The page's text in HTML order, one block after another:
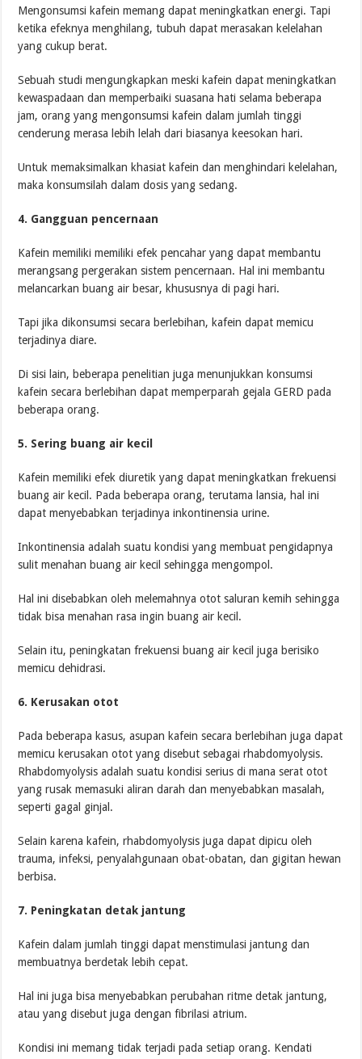
Mengonsumsi kafein memang dapat meningkatkan energi. Tapi
ketika efeknya menghilang, tubuh dapat merasakan kelelahan
yang cukup berat.
Sebuah studi mengungkapkan meski kafein dapat meningkatkan
kewaspadaan dan memperbaiki suasana hati selama beberapa
jam, orang yang mengonsumsi kafein dalam jumlah tinggi
cenderung merasa lebih lelah dari biasanya keesokan hari.
Untuk memaksimalkan khasiat kafein dan menghindari kelelahan,
maka konsumsilah dalam dosis yang sedang.
4. Gangguan pencernaan
Kafein memiliki memiliki efek pencahar yang dapat membantu
merangsang pergerakan sistem pencernaan. Hal ini membantu
melancarkan buang air besar, khususnya di pagi hari.
Tapi jika dikonsumsi secara berlebihan, kafein dapat memicu
terjadinya diare.
Di sisi lain, beberapa penelitian juga menunjukkan konsumsi
kafein secara berlebihan dapat memperparah gejala GERD pada
beberapa orang.
5. Sering buang air kecil
Kafein memiliki efek diuretik yang dapat meningkatkan frekuensi
buang air kecil. Pada beberapa orang, terutama lansia, hal ini
dapat menyebabkan terjadinya inkontinensia urine.
Inkontinensia adalah suatu kondisi yang membuat pengidapnya
sulit menahan buang air kecil sehingga mengompol.
Hal ini disebabkan oleh melemahnya otot saluran kemih sehingga
tidak bisa menahan rasa ingin buang air kecil.
Selain itu, peningkatan frekuensi buang air kecil juga berisiko
memicu dehidrasi.
6. Kerusakan otot
Pada beberapa kasus, asupan kafein secara berlebihan juga dapat
memicu kerusakan otot yang disebut sebagai rhabdomyolysis.
Rhabdomyolysis adalah suatu kondisi serius di mana serat otot
yang rusak memasuki aliran darah dan menyebabkan masalah,
seperti gagal ginjal.
Selain karena kafein, rhabdomyolysis juga dapat dipicu oleh
trauma, infeksi, penyalahgunaan obat-obatan, dan gigitan hewan
berbisa.
7. Peningkatan detak jantung
Kafein dalam jumlah tinggi dapat menstimulasi jantung dan
membuatnya berdetak lebih cepat.
Hal ini juga bisa menyebabkan perubahan ritme detak jantung,
atau yang disebut juga dengan fibrilasi atrium.
Kondisi ini memang tidak terjadi pada setiap orang. Kendati